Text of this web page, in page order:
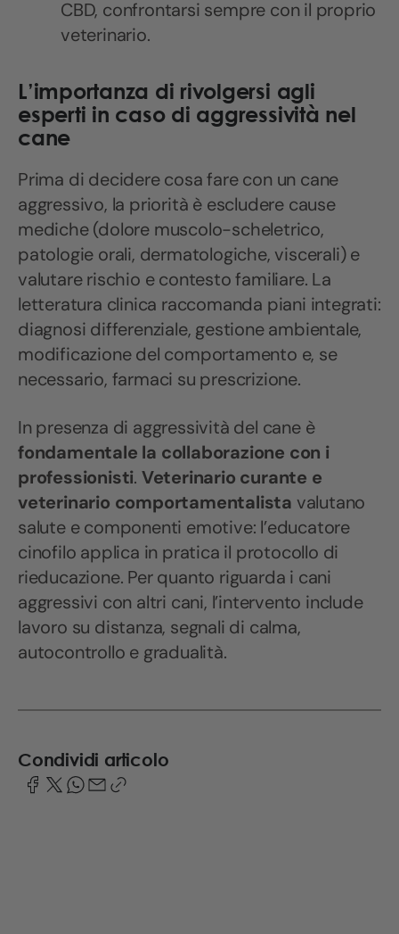
CBD, confrontarsi sempre con il proprio
veterinario.
L’importanza di rivolgersi agli
esperti in caso di aggressività nel
cane
Prima di decidere cosa fare con un cane
aggressivo, la priorità è escludere cause
mediche (dolore muscolo-scheletrico,
patologie orali, dermatologiche, viscerali) e
valutare rischio e contesto familiare. La
letteratura clinica raccomanda piani integrati:
diagnosi differenziale, gestione ambientale,
modificazione del comportamento e, se
necessario, farmaci su prescrizione.
In presenza di aggressività del cane è
fondamentale la collaborazione con i
professionisti. Veterinario curante e
veterinario comportamentalista valutano
salute e componenti emotive: l’educatore
cinofilo applica in pratica il protocollo di
rieducazione. Per quanto riguarda i cani
aggressivi con altri cani, l’intervento include
lavoro su distanza, segnali di calma,
autocontrollo e gradualità.
Condividi articolo